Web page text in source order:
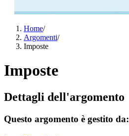
Home/
Argomenti/
Imposte
Imposte
Dettagli dell'argomento
Questo argomento è gestito da: